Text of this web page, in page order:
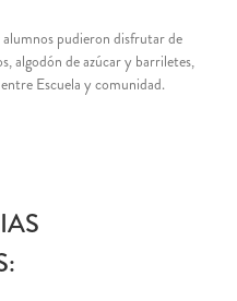
pudieron disfrutar de
algodón de azúcar y barriletes,
Escuela y comunidad.